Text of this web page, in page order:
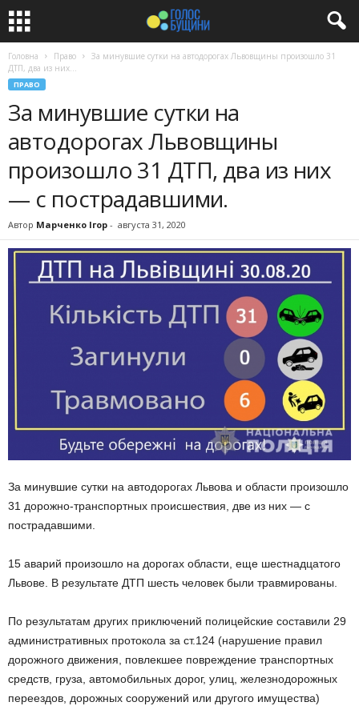
Головна Право
За минувшие сутки на автодорогах Львовщины произошло 31
ДТП, два из них...
ПРАВО
За минувшие сутки на
автодорогах Львовщины
произошло 31 ДТП, два из них
— с пострадавшими.
Автор Марченко Ігор - августа 31, 2020
За минувшие сутки на автодорогах Львова и области произошло
31 дорожно-транспортных происшествия, две из них — с
пострадавшими.
15 аварий произошло на дорогах области, еще шестнадцатого
Львове. В результате ДТП шесть человек были травмированы.
По результатам других приключений полицейские составили 29
административных протокола за ст.124 (нарушение правил
дорожного движения, повлекшее повреждение транспортных
средств, груза, автомобильных дорог, улиц, железнодорожных
переездов, дорожных сооружений или другого имущества)